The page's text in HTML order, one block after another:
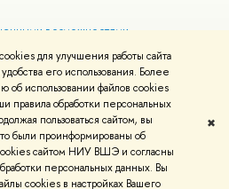
для улучшения работы сайта
его использования. Более
об использовании файлов cookies
правила обработки персональных
пользоваться сайтом, вы
были проинформированы об
сайтом НИУ ВШЭ и согласны
персональных данных. Вы
cookies в настройках Вашего
✖
возможностями
и контакты Условия использования
Карта сайта
вШколе дизайна НИУ ВШЭ